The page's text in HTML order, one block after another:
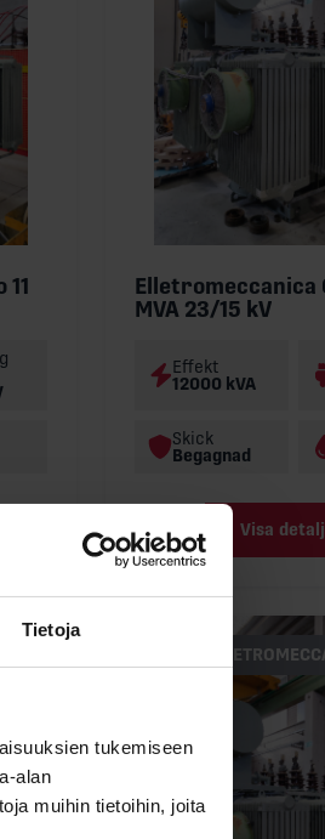
Tietoja
tukemiseen
alan
muihin tietoihin, joita
Elletromeccanica
MVA 23/15 kV
Effekt
12000 kVA
Skick
Begagnad
Visa